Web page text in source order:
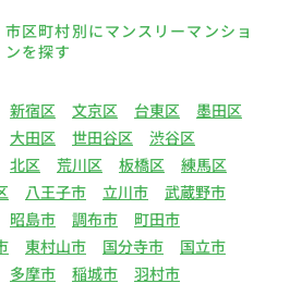
おける利用目的のために利用
達成するために必要な範囲で
契約に関する連絡、利用契約
弊社の他のマンスリー物件お
らびにお客様・オーナー様に
弊社提携先の商品・サービス
イレクトメール、住環境向上
の発送（3）賃貸事業におけ
供するための郵便物、電話、
等による営業活動（4）不動
市区町村別にマンスリーマンショ
ンを探す
新宿区 文京区 台東区
墨田区
大田区 世田谷区
渋谷区
北区 荒川区 板橋区
練馬区
八王子市 立川市
武蔵野市
昭島市 調布市
町田市
東村山市 国分寺市
国立市
多摩市 稲城市
羽村市